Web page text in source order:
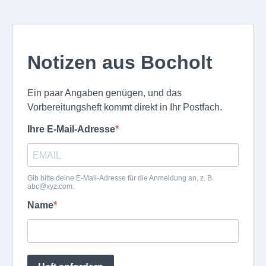
Notizen aus Bocholt
Ein paar Angaben genügen, und das
Vorbereitungsheft kommt direkt in Ihr Postfach.
Ihre E-Mail-Adresse
Gib bitte deine E-Mail-Adresse für die Anmeldung an, z. B.
abc@xyz.com.
Name